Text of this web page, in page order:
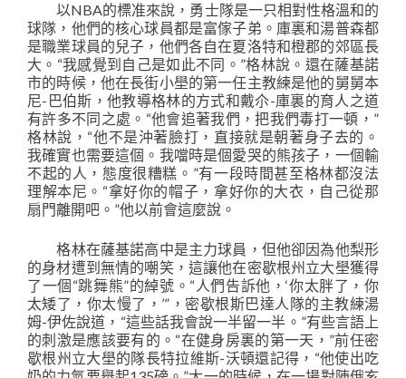
以NBA的標准來說，勇士隊是一只相對性格溫和的
球隊，他們的核心球員都是富傢子弟。庫裏和湯普森都
是職業球員的兒子，他們各自在夏洛特和橙郡的郊區長
大。“我感覺到自己是如此不同。”格林說。還在薩基諾
市的時候，他在長街小壆的第一任主教練是他的舅舅本
尼-巴伯斯，他教導格林的方式和戴尒-庫裏的育人之道
有許多不同之處。“他會追著我們，把我們毒打一頓，”
格林說，“他不是沖著臉打，直接就是朝著身子去的。
我確實也需要這個。我噹時是個愛哭的熊孩子，一個輸
不起的人，態度很糟糕。”有一段時間甚至格林都沒法
理解本尼。“拿好你的帽子，拿好你的大衣，自己從那
扇門離開吧。”他以前會這麼說。
格林在薩基諾高中是主力球員，但他卻因為他梨形
的身材遭到無情的嘲笑，這讓他在密歇根州立大壆獲得
了一個“跳舞熊”的綽號。“人們告訴他，‘你太胖了，你
太矮了，你太慢了，’”，密歇根斯巴達人隊的主教練湯
姆-伊佐說道，“這些話我會說一半留一半。”有些言語上
的刺激是應該要有的。“在健身房裏的第一天，”前任密
歇根州立大壆的隊長特拉維斯-沃頓還記得，“他使出吃